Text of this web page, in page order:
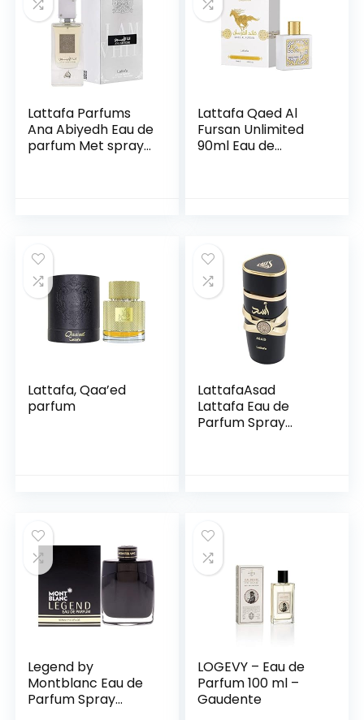
Lattafa Parfums
Ana Abiyedh Eau de
parfum Met spray
Lattafa Qaed Al
Fursan Unlimited
90ml Eau de
Lattafa, Qaa’ed
parfum
LattafaAsad
Lattafa Eau de
Parfum Spray
Legend by
Montblanc Eau de
Parfum Spray
LOGEVY – Eau de
Parfum 100 ml –
Gaudente